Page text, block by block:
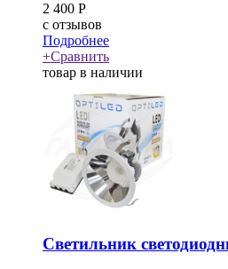
2 400 Р
c отзывов
Подробнее
+Сравнить
товар в наличии
Светильник